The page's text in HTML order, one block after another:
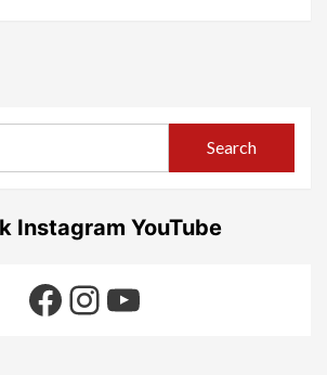
Search
Instagram YouTube
Facebook
Instagram
YouTube